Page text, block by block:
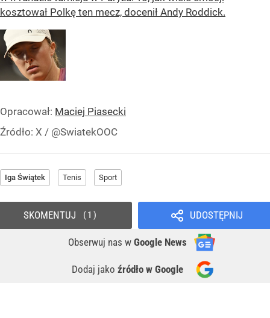
kosztował Polkę ten mecz, docenił Andy Roddick.
Opracował: Maciej Piasecki
Źródło: X / @SwiatekOOC
Iga Świątek Tenis Sport
UDOSTĘPNIJ
Obserwuj nas w Google News
Dodaj jako źródło w Google
SKOMENTUJ 1